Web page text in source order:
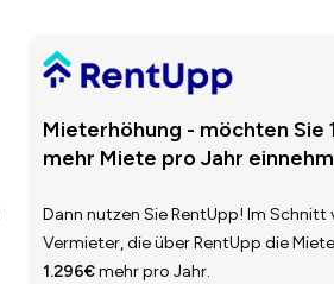
Mieterhöhung - möchten Sie
mehr Miete pro Jahr
Dann nutzen Sie RentUpp! Im Schnitt
Vermieter, die über RentUpp die
1.296€mehr pro Jahr.